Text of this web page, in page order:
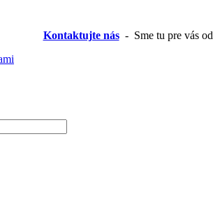
Kontaktujte nás- Sme tu pre vás od